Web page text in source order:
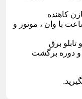
۱۲۰ کیلو در ساعت با وان ، موتور و
تابلو برق
دوره برگشت